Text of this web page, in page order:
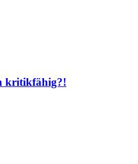
kritikfähig?!